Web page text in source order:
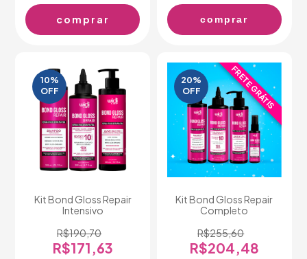
comprar
10%
OFF
Kit Bond Gloss Repair
Intensivo
R$190,70
R$171,63
20%
OFF
FRETE GRÁTIS
Kit Bond Gloss Repair
Completo
R$255,60
R$204,48